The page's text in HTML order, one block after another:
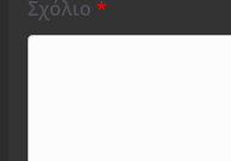
Σχόλιο *